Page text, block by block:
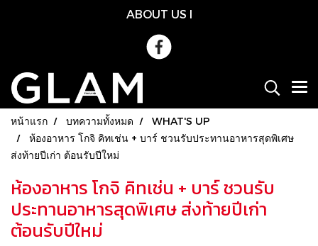
ABOUT US l
หน้าแรก บทความทั้งหมด
WHAT'S UP
ห้องอาหาร โกจิ คิทเช่น + บาร์ ชวนรับประทานอาหารสุดพิเศษ
ส่งท้ายปีเก่า ต้อนรับปีใหม่
ห้องอาหาร โกจิ คิทเช่น + บาร์ ชวนรับ
ประทานอาหารสุดพิเศษ ส่งท้ายปีเก่า
ต้อนรับปีใหม่